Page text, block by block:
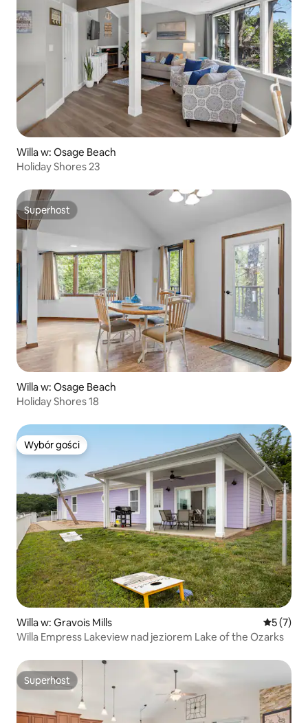
Willa w: Osage Beach
Holiday Shores 23
Superhost
Superhost
Willa w: Osage Beach
Holiday Shores 18
Wybór gości
Wybór gości
Willa w: Gravois Mills Średnia
5 (7)
Willa Empress Lakeview nad jeziorem Lake of the Ozarks
Superhost
Superhost